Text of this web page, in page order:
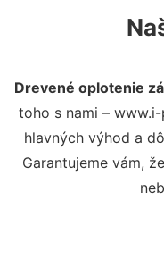
Drevené oplotenie
toho s nami –
hlavných výhod a
Garantujeme vám,